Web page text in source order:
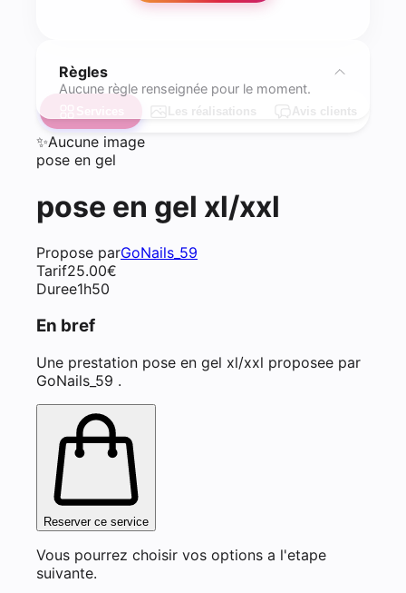
Règles
Aucune règle renseignée pour le moment.
Les réalisations Avis clients
✨Aucune image
pose en gel
pose en gel xl/xxl
Propose parGoNails_59
Tarif25.00€
Duree1h50
En bref
Une prestation pose en gel xl/xxl proposee par
GoNails_59 .
Reserver ce service
Vous pourrez choisir vos options a l'etape
suivante.